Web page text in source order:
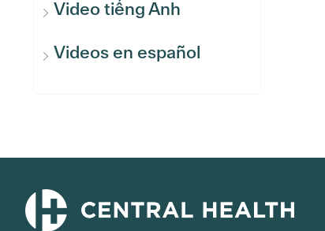
Video tiếng Anh
Videos en español